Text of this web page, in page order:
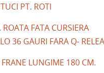
PT. ROTI
FATA CURSIERA
36 GAURI FARA Q-
LUNGIME 180 CM.